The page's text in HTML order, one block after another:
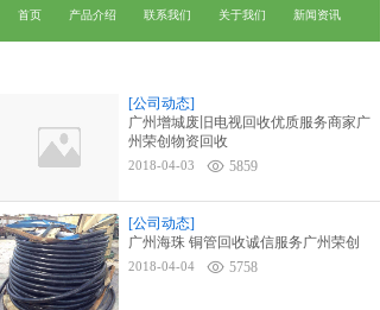
首页 产品介绍 联系我们 关于我们 新闻资讯
广州电缆回收 广州废铜回收
[公司动态]
广州增城废旧电视回收优质服务商家广
州荣创物资回收
2018-04-03 5859
[公司动态]
广州海珠 铜管回收诚信服务广州荣创
2018-04-04 5758